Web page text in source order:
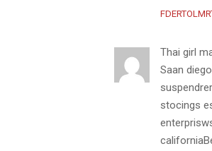
Thai girl
Saan
stocings